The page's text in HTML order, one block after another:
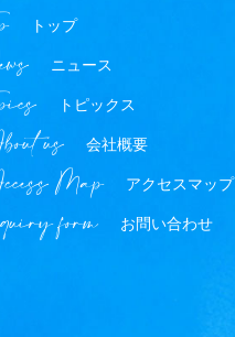
トップ
ニュース
トピックス
us 会社概要
Map アクセスマップ
form お問い合わせ